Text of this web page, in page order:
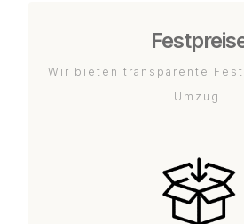
Wir bieten transparente
Umzug.